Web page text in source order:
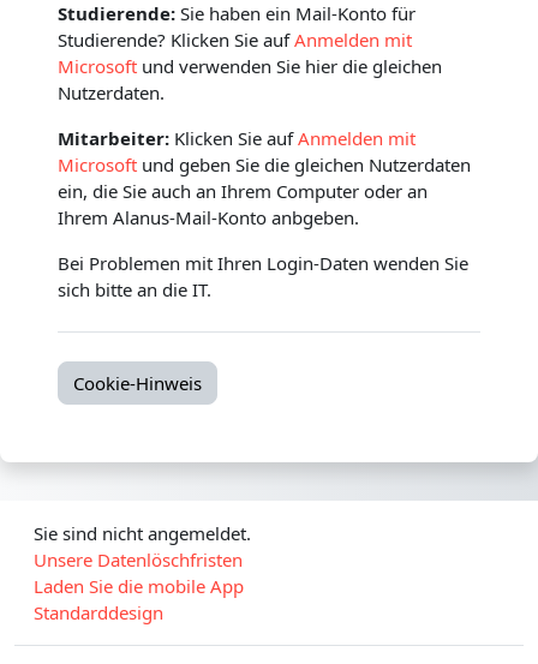
Studierende: Sie haben ein Mail-Konto für
Studierende? Klicken Sie aufAnmelden mit
Microsoft und verwenden Sie hier die gleichen
Nutzerdaten.
Mitarbeiter: Klicken Sie aufAnmelden mit
Microsoft und geben Sie die gleichen Nutzerdaten
ein, die Sie auch an Ihrem Computer oder an
Ihrem Alanus-Mail-Konto anbgeben.
Bei Problemen mit Ihren Login-Daten wenden Sie
sich bitte an die IT.
Cookie-Hinweis
Sie sind nicht angemeldet.
Unsere Datenlöschfristen
Laden Sie die mobile App
Standarddesign